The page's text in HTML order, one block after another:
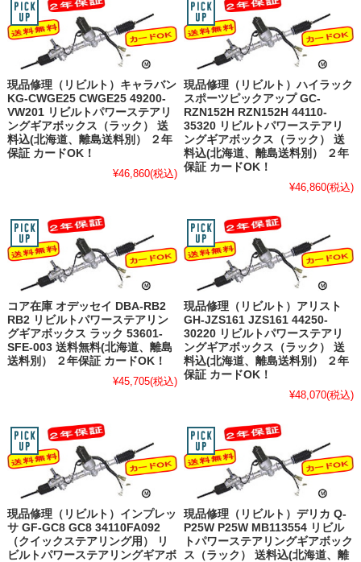
現品修理（リビルト）キャラバン
KG-CWGE25 CWGE25 49200-
VW201 リビルトパワーステアリ
ングギアボックス（ラック） 送
料込(北海道、離島送料別） ２年
保証 カードOK！
¥46,860(税込)
現品修理（リビルト）ハイラック
スポーツピックアップ GC-
RZN152H RZN152H 44110-
35320 リビルトパワーステアリ
ングギアボックス（ラック） 送
料込(北海道、離島送料別） ２年
保証 カードOK！
¥46,860(税込)
コア在庫 オデッセイ DBA-RB2
RB2 リビルトパワーステアリン
グギアボックス ラック 53601-
SFE-003 送料無料(北海道、離島
送料別） ２年保証 カードOK！
¥45,705(税込)
現品修理（リビルト）アリスト
GH-JZS161 JZS161 44250-
30220 リビルトパワーステアリ
ングギアボックス（ラック） 送
料込(北海道、離島送料別） ２年
保証 カードOK！
¥48,070(税込)
現品修理（リビルト）インプレッ
サ GF-GC8 GC8 34110FA092
（クイックステアリング用） リ
ビルトパワーステアリングギアボ
現品修理（リビルト）デリカ Q-
P25W P25W MB113554 リビル
トパワーステアリングギアボック
ス（ラック） 送料込(北海道、離